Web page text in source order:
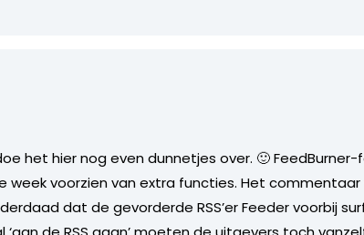
het hier nog even dunnetjes over. 🙂
week voorzien van extra functies. Het
dat de gevorderde RSS’er Feeder voorbij